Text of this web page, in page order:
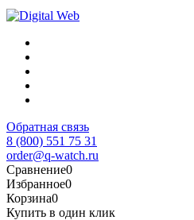
Обратная связь
8 (800) 551 75 31
order@q-watch.ru
Сравнение0
Избранное0
Корзина0
Купить в один клик